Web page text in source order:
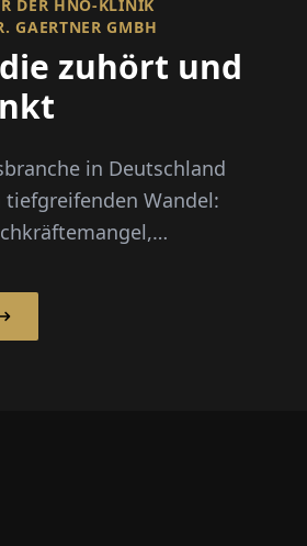
DER HNO-KLINIK
GAERTNER GMBH
zuhört und
in Deutschland
Wandel: